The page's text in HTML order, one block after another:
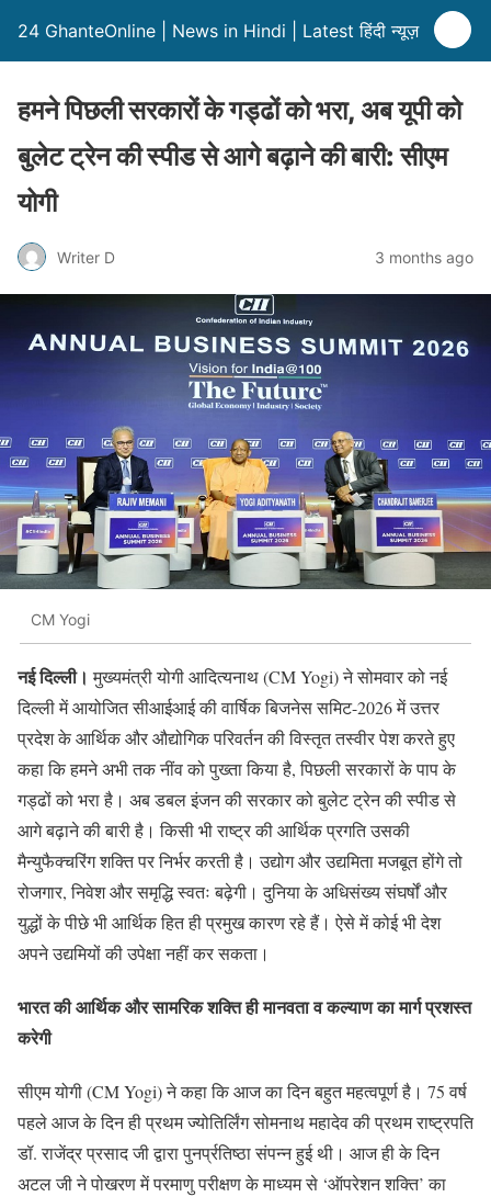
24 GhanteOnline | News in Hindi | Latest हिंदी न्यूज़
हमने पिछली सरकारों के गड्ढों को भरा, अब यूपी को
बुलेट ट्रेन की स्पीड से आगे बढ़ाने की बारी: सीएम
योगी
Writer D 3 months ago
CM Yogi
नई दिल्ली। मुख्यमंत्री योगी आदित्यनाथ (CM Yogi) ने सोमवार को नई
दिल्ली में आयोजित सीआईआई की वार्षिक बिजनेस समिट-2026 में उत्तर
प्रदेश के आर्थिक और औद्योगिक परिवर्तन की विस्तृत तस्वीर पेश करते हुए
कहा कि हमने अभी तक नींव को पुख्ता किया है, पिछली सरकारों के पाप के
गड्ढों को भरा है। अब डबल इंजन की सरकार को बुलेट ट्रेन की स्पीड से
आगे बढ़ाने की बारी है। किसी भी राष्ट्र की आर्थिक प्रगति उसकी
मैन्युफैक्चरिंग शक्ति पर निर्भर करती है। उद्योग और उद्यमिता मजबूत होंगे तो
रोजगार, निवेश और समृद्धि स्वतः बढ़ेगी। दुनिया के अधिसंख्य संघर्षों और
युद्धों के पीछे भी आर्थिक हित ही प्रमुख कारण रहे हैं। ऐसे में कोई भी देश
अपने उद्यमियों की उपेक्षा नहीं कर सकता।
भारत की आर्थिक और सामरिक शक्ति ही मानवता व कल्याण का मार्ग प्रशस्त
करेगी
सीएम योगी (CM Yogi) ने कहा कि आज का दिन बहुत महत्वपूर्ण है। 75 वर्ष
पहले आज के दिन ही प्रथम ज्योतिर्लिंग सोमनाथ महादेव की प्रथम राष्ट्रपति
डॉ. राजेंद्र प्रसाद जी द्वारा पुनर्प्रतिष्ठा संपन्न हुई थी। आज ही के दिन
अटल जी ने पोखरण में परमाणु परीक्षण के माध्यम से ‘ऑपरेशन शक्ति’ का